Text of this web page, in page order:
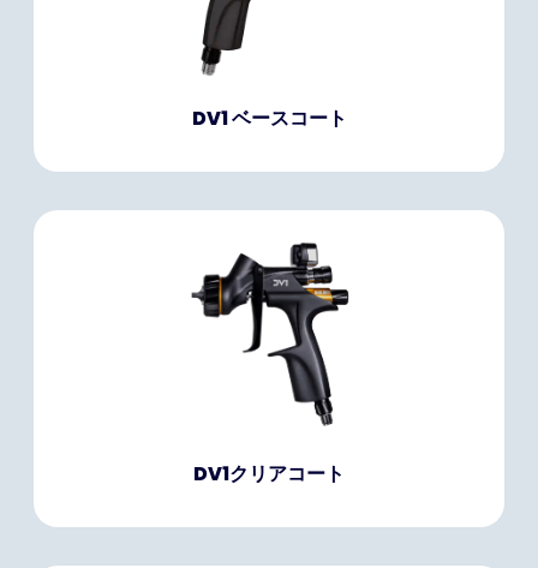
DV1 ベースコート
DV1クリアコート